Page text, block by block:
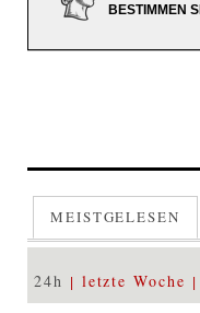
BESTIMMEN
MEISTGELESEN
24h letzte Woche